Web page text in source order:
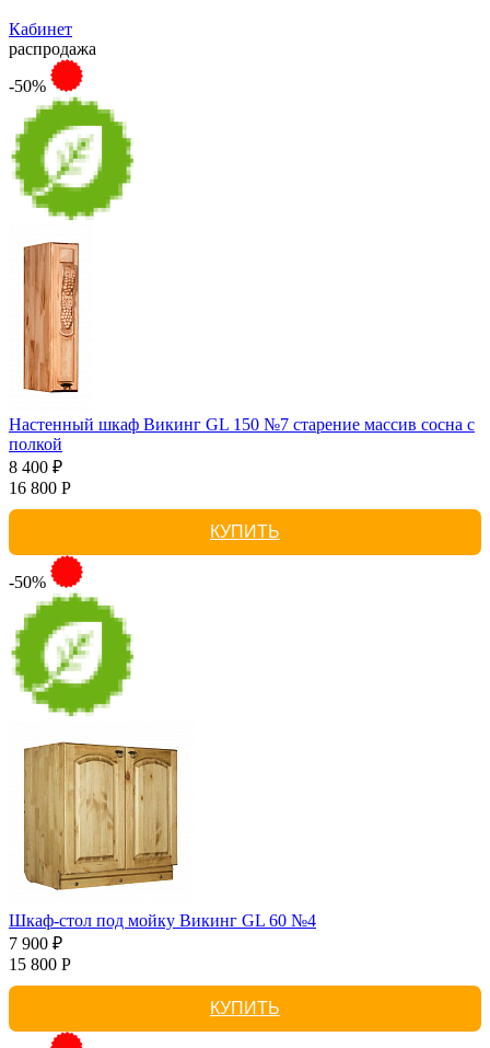
Кабинет
распродажа
-50%
Настенный шкаф Викинг GL 150 №7 старение массив сосна с
полкой
8 400 ₽
16 800 Р
КУПИТЬ
-50%
Шкаф-стол под мойку Викинг GL 60 №4
7 900 ₽
15 800 Р
КУПИТЬ